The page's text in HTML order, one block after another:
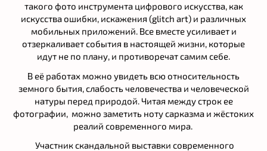
такого фото инструмента цифрового искусства, как
искусства ошибки, искажения (glitch art) и различных
мобильных приложений. Все вместе усиливает и
отзеркаливает события в настоящей жизни, которые
идут не по плану, и противоречат самим себе.
В её работах можно увидеть всю относительность
земного бытия, слабость человечества и человеческой
натуры перед природой. Читая между строк ее
фотографии, можно заметить ноту сарказма и жёстоких
реалий современного мира.
Участник скандальной выставки современного